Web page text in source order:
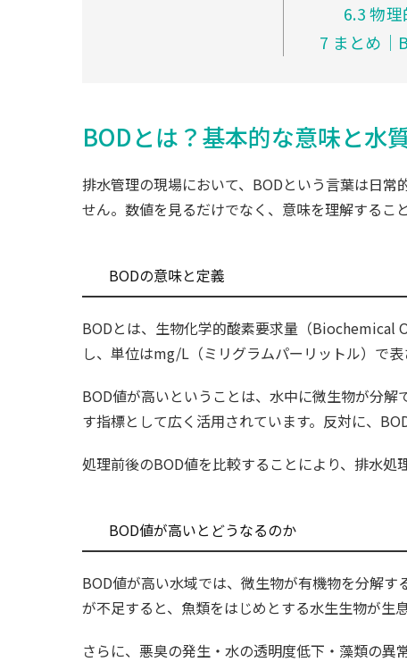
6.3物理
7 まとめ
BODとは？基本的な意味と水
排水管理の現場において、BODという言葉は日
せん。数値を見るだけでなく、意味を理解するこ
BODの意味と定義
BODとは、生物化学的酸素要求量（Biochemical
し、単位はmg/L（ミリグラムパーリットル）で表
BOD値が高いということは、水中に微生物が分
す指標として広く活用されています。反対に、
処理前後のBOD値を比較することにより、排水処
BOD値が高いとどうなるのか
BOD値が高い水域では、微生物が有機物を分解
が不足すると、魚類をはじめとする水生生物が生
さらに、悪臭の発生・水の透明度低下・藻類の